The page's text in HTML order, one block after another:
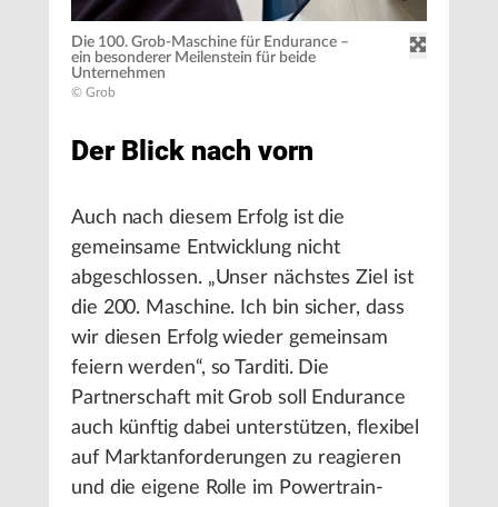
Die 100. Grob-Maschine für Endurance –
ein besonderer Meilenstein für beide
Unternehmen
© Grob
Der Blick nach vorn
Auch nach diesem Erfolg ist die
gemeinsame Entwicklung nicht
abgeschlossen. „Unser nächstes Ziel ist
die 200. Maschine. Ich bin sicher, dass
wir diesen Erfolg wieder gemeinsam
feiern werden“, so Tarditi. Die
Partnerschaft mit Grob soll Endurance
auch künftig dabei unterstützen, flexibel
auf Marktanforderungen zu reagieren
und die eigene Rolle im Powertrain-